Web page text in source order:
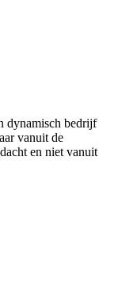
dynamisch bedrijf
vanuit de
en niet vanuit